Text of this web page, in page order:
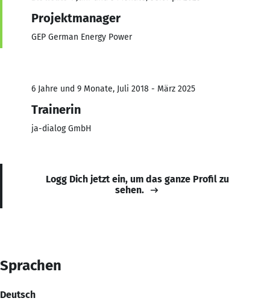
Projektmanager
GEP German Energy Power
6 Jahre und 9 Monate, Juli 2018 - März 2025
Trainerin
ja-dialog GmbH
Logg Dich jetzt ein, um das ganze Profil zu
sehen.
Sprachen
Deutsch